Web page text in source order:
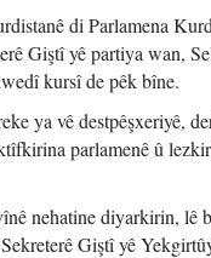
di Parlamena
Giştî yê partiya wan,
kursî de pêk bîne.
ya vê destpêşxeriyê,
parlamenê û
nehatine diyarkirin, lê
Giştî yê